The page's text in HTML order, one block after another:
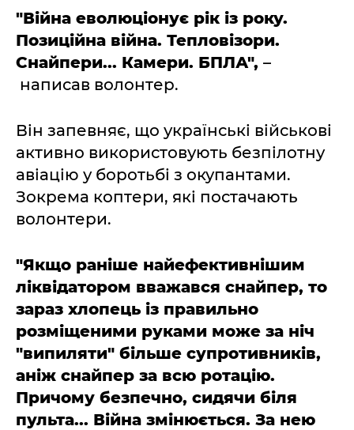
"Війна еволюціонує рік із року.
Позиційна війна. Тепловізори.
Снайпери... Камери. БПЛА", –
написав волонтер.
Він запевняє, що українські військові
активно використовують безпілотну
авіацію у боротьбі з окупантами.
Зокрема коптери, які постачають
волонтери.
"Якщо раніше найефективнішим
ліквідатором вважався снайпер, то
зараз хлопець із правильно
розміщеними руками може за ніч
"випиляти" більше супротивників,
аніж снайпер за всю ротацію.
Причому безпечно, сидячи біля
пульта... Війна змінюється. За нею